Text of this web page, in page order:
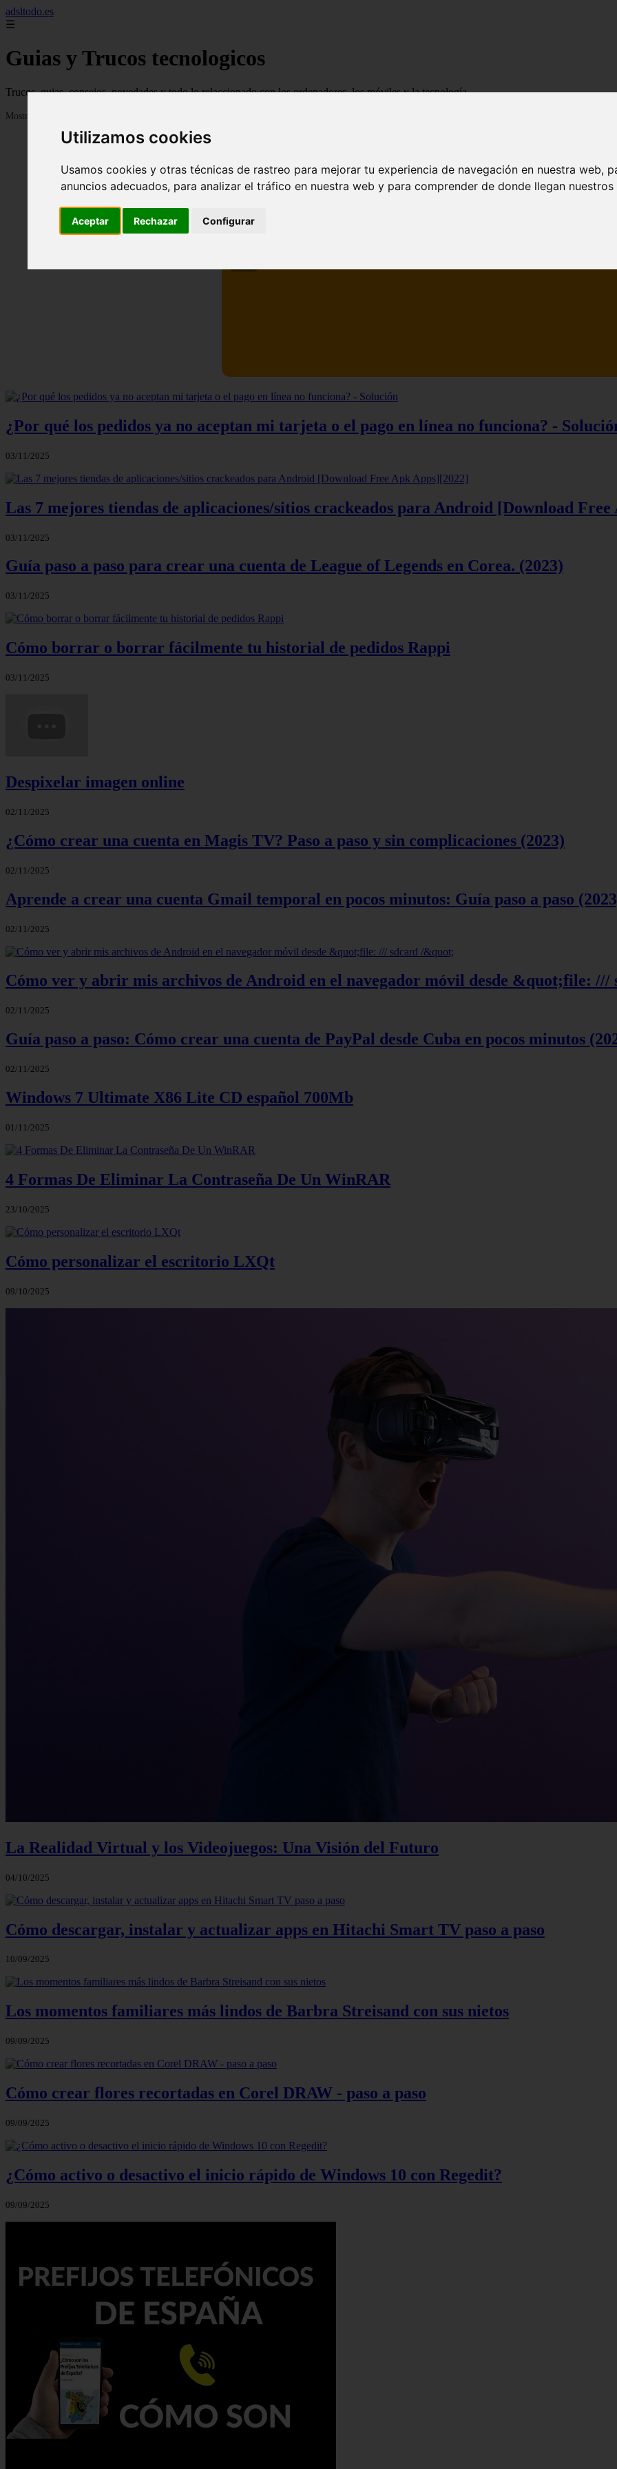
Utilizamos cookies
Usamos cookies y otras técnicas de rastreo para mejorar tu experiencia de navegación en nuestra web,
anuncios adecuados, para analizar el tráfico en nuestra web y para comprender de donde llegan
Aceptar Rechazar Configurar
adsltodo.es
☰
Guias y Trucos tecnologicos
Trucos, guias, consejos, novedades y todo lo relaccionado con los ordenadores, los móviles y la tecnología
Mostrando 1 - 24 de 148 artículos
¿Por qué los pedidos ya no aceptan mi tarjeta o el pago en línea no funciona? -
03/11/2025
Las 7 mejores tiendas de aplicaciones/sitios crackeados para Android [Download
03/11/2025
Guía paso a paso para crear una cuenta de League of Legends en Corea. (2023)
03/11/2025
Cómo borrar o borrar fácilmente tu historial de pedidos Rappi
03/11/2025
Despixelar imagen online
02/11/2025
¿Cómo crear una cuenta en Magis TV? Paso a paso y sin complicaciones (2023)
02/11/2025
Aprende a crear una cuenta Gmail temporal en pocos minutos: Guía paso a paso
02/11/2025
Cómo ver y abrir mis archivos de Android en el navegador móvil desde &quot;file:
02/11/2025
Guía paso a paso: Cómo crear una cuenta de PayPal desde Cuba en pocos minutos
02/11/2025
Windows 7 Ultimate X86 Lite CD español 700Mb
01/11/2025
4 Formas De Eliminar La Contraseña De Un WinRAR
23/10/2025
Cómo personalizar el escritorio LXQt
09/10/2025
La Realidad Virtual y los Videojuegos: Una Visión del Futuro
04/10/2025
Cómo descargar, instalar y actualizar apps en Hitachi Smart TV paso a paso
10/09/2025
Los momentos familiares más lindos de Barbra Streisand con sus nietos
09/09/2025
Cómo crear flores recortadas en Corel DRAW - paso a paso
09/09/2025
¿Cómo activo o desactivo el inicio rápido de Windows 10 con Regedit?
09/09/2025